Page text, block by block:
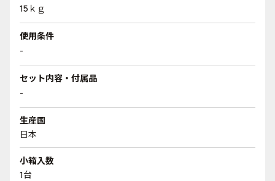
15ｋｇ
使用条件
-
セット内容・付属品
-
生産国
日本
小箱入数
1台